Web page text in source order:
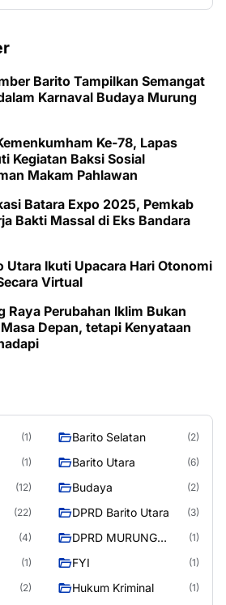
Barito Tampilkan Semangat
Karnaval Budaya Murung
Ke-78, Lapas
Kegiatan Baksi Sosial
Makam Pahlawan
Batara Expo 2025, Pemkab
Bakti Massal di Eks Bandara
Utara Ikuti Upacara Hari Otonomi
Virtual
Raya Perubahan Iklim Bukan
Depan, tetapi Kenyataan
(1) Barito Selatan (2)
(1) Barito Utara (6)
(12) Budaya (2)
(22) DPRD Barito Utara (3)
(4)
DPRD MURUNG
(1)
(1) FYI (1)
(2) Hukum Kriminal (1)